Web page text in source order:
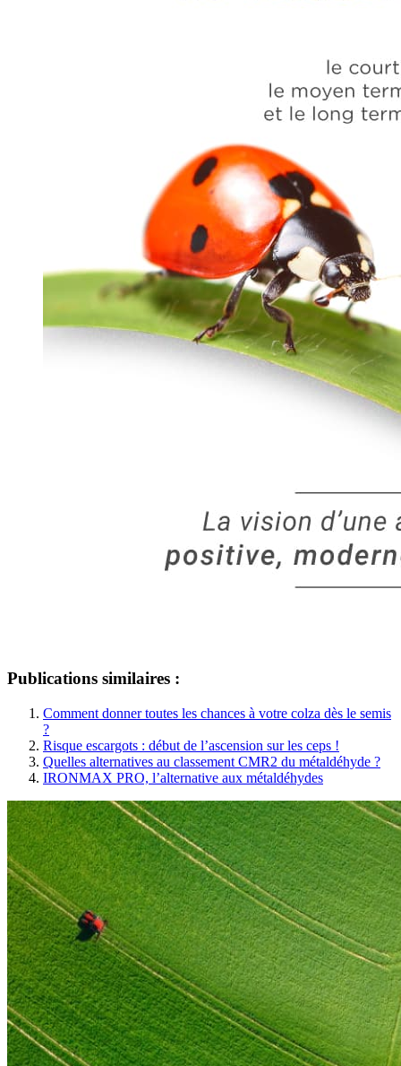
Publications similaires :
Comment donner toutes les chances à votre colza dès le semis
?
Risque escargots : début de l’ascension sur les ceps !
Quelles alternatives au classement CMR2 du métaldéhyde ?
IRONMAX PRO, l’alternative aux métaldéhydes